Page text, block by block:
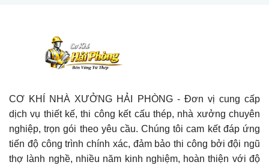
CƠ KHÍ NHÀ XƯỞNG HẢI PHÒNG - Đơn vị cung cấp
dịch vụ thiết kế, thi công kết cấu thép, nhà xưởng chuyên
nghiệp, trọn gói theo yêu cầu. Chúng tôi cam kết đáp ứng
tiến độ công trình chính xác, đảm bảo thi công bởi đội ngũ
thợ lành nghề, nhiều năm kinh nghiệm, hoàn thiện với độ